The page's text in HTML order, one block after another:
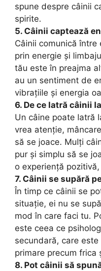
spune despre câinii
spirite.
5. Câinii captează
Câinii comunică între
prin energie și
tău este în preajma
au un sentiment de
vibrațiile și energia
6. De ce latră câinii
Un câine poate latră
vrea atenție,
să se joace. Mulți
pur și simplu să se
o experiență
7. Câinii se supără
În timp ce câinii se
situație, ei nu se
mod în care faci tu.
este ceea ce
secundară, care
primare precum frica
8. Pot câinii să